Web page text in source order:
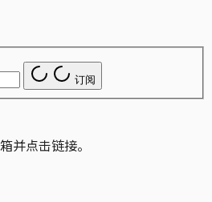
订阅
并点击链接。